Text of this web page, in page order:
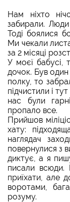
Нам ніхто
забирали.
Тоді боялися
Ми чекали
за 2 місяці
У моєї бабусі,
дочок. Був
полку, то
підчистили і
нас були
пропало все.
Прийшов
хату:
наглядач
повернулися з
диктує, а я
писали всюди.
приїхати, але
воротами,
розуму.